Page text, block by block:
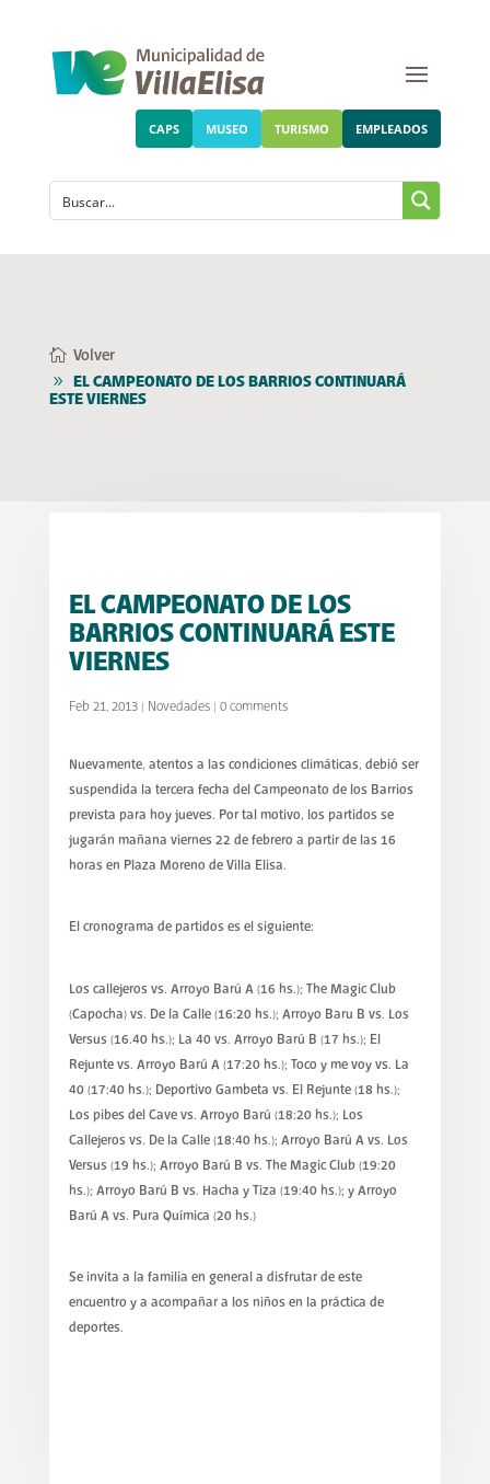
CAPS MUSEO TURISMO EMPLEADOS
Volver
EL CAMPEONATO DE LOS BARRIOS CONTINUARÁ
ESTE VIERNES
EL CAMPEONATO DE LOS
BARRIOS CONTINUARÁ ESTE
VIERNES
Feb 21, 2013| Novedades| 0 comments
Nuevamente, atentos a las condiciones climáticas, debió ser
suspendida la tercera fecha del Campeonato de los Barrios
prevista para hoy jueves. Por tal motivo, los partidos se
jugarán mañana viernes 22 de febrero a partir de las 16
horas en Plaza Moreno de Villa Elisa.
El cronograma de partidos es el siguiente:
Los callejeros vs. Arroyo Barú A (16 hs.); The Magic Club
(Capocha) vs. De la Calle (16:20 hs.); Arroyo Baru B vs. Los
Versus (16.40 hs.); La 40 vs. Arroyo Barú B (17 hs.); El
Rejunte vs. Arroyo Barú A (17:20 hs.); Toco y me voy vs. La
40 (17:40 hs.); Deportivo Gambeta vs. El Rejunte (18 hs.);
Los pibes del Cave vs. Arroyo Barú (18:20 hs.); Los
Callejeros vs. De la Calle (18:40 hs.); Arroyo Barú A vs. Los
Versus (19 hs.); Arroyo Barú B vs. The Magic Club (19:20
hs.); Arroyo Barú B vs. Hacha y Tiza (19:40 hs.); y Arroyo
Barú A vs. Pura Química (20 hs.)
Se invita a la familia en general a disfrutar de este
encuentro y a acompañar a los niños en la práctica de
deportes.